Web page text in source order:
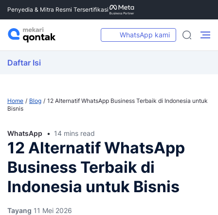
Penyedia & Mitra Resmi Tersertifikasi
WhatsApp kami
Daftar Isi
Home Blog
12 Alternatif WhatsApp Business Terbaik di Indonesia untuk
Bisnis
WhatsApp 14 mins read
12 Alternatif WhatsApp
Business Terbaik di
Indonesia untuk Bisnis
Tayang 11 Mei 2026